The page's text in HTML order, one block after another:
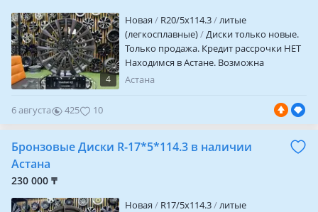
4
Новая R20/5x114.3
литые
(легкосплавные)
Диски только новые.
Только продажа. Кредит рассрочки НЕТ
Находимся в Астане. Возможна
отправка в другие города и регионы.
4х Шт. Параметры дисков. R 20/5/114.3 Et
Астана
6 августа 425 10
Бронзовые Диски R-17*5*114.3 в наличии
Астана
230 000 ₸
Новая R17/5x114.3
литые